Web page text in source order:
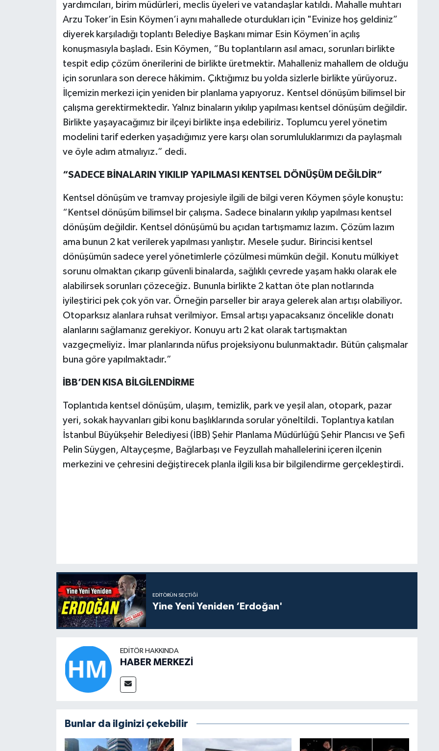
yardımcıları, birim müdürleri, meclis üyeleri ve vatandaşlar katıldı. Mahalle muhtarı
Arzu Toker’in Esin Köymen’i aynı mahallede oturdukları için "Evinize hoş geldiniz”
diyerek karşıladığı toplantı Belediye Başkanı mimar Esin Köymen’in açılış
konuşmasıyla başladı. Esin Köymen, “Bu toplantıların asıl amacı, sorunları birlikte
tespit edip çözüm önerilerini de birlikte üretmektir. Mahalleniz mahallem de olduğu
için sorunlara son derece hâkimim. Çıktığımız bu yolda sizlerle birlikte yürüyoruz.
İlçemizin merkezi için yeniden bir planlama yapıyoruz. Kentsel dönüşüm bilimsel bir
çalışma gerektirmektedir. Yalnız binaların yıkılıp yapılması kentsel dönüşüm değildir.
Birlikte yaşayacağımız bir ilçeyi birlikte inşa edebiliriz. Toplumcu yerel yönetim
modelini tarif ederken yaşadığımız yere karşı olan sorumluluklarımızı da paylaşmalı
ve öyle adım atmalıyız.” dedi.
“SADECE BİNALARIN YIKILIP YAPILMASI KENTSEL DÖNÜŞÜM DEĞİLDİR”
Kentsel dönüşüm ve tramvay projesiyle ilgili de bilgi veren Köymen şöyle konuştu:
“Kentsel dönüşüm bilimsel bir çalışma. Sadece binaların yıkılıp yapılması kentsel
dönüşüm değildir. Kentsel dönüşümü bu açıdan tartışmamız lazım. Çözüm lazım
ama bunun 2 kat verilerek yapılması yanlıştır. Mesele şudur. Birincisi kentsel
dönüşümün sadece yerel yönetimlerle çözülmesi mümkün değil. Konutu mülkiyet
sorunu olmaktan çıkarıp güvenli binalarda, sağlıklı çevrede yaşam hakkı olarak ele
alabilirsek sorunları çözeceğiz. Bununla birlikte 2 kattan öte plan notlarında
iyileştirici pek çok yön var. Örneğin parseller bir araya gelerek alan artışı olabiliyor.
Otoparksız alanlara ruhsat verilmiyor. Emsal artışı yapacaksanız öncelikle donatı
alanlarını sağlamanız gerekiyor. Konuyu artı 2 kat olarak tartışmaktan
vazgeçmeliyiz. İmar planlarında nüfus projeksiyonu bulunmaktadır. Bütün çalışmalar
buna göre yapılmaktadır.”
İBB’DEN KISA BİLGİLENDİRME
Toplantıda kentsel dönüşüm, ulaşım, temizlik, park ve yeşil alan, otopark, pazar
yeri, sokak hayvanları gibi konu başlıklarında sorular yöneltildi. Toplantıya katılan
İstanbul Büyükşehir Belediyesi (İBB) Şehir Planlama Müdürlüğü Şehir Plancısı ve Şefi
Pelin Süygen, Altayçeşme, Bağlarbaşı ve Feyzullah mahallelerini içeren ilçenin
merkezini ve çehresini değiştirecek planla ilgili kısa bir bilgilendirme gerçekleştirdi.
EDITÖRÜN SEÇTIĞI
Yine Yeni Yeniden ‘Erdoğan'
EDITÖR HAKKINDA
HABER MERKEZİ
Bunlar da ilginizi çekebilir